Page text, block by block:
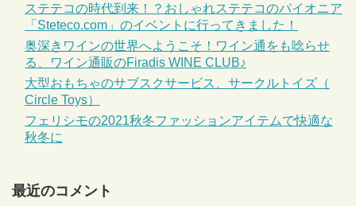
ステテコの時代到来！？おしゃれステテコのパイオニア
「Steteco.com」のイベントに行ってきました！
奥深きワインの世界へようこそ！ワイン通をも唸らせ
る、ワイン通販のFiradis WINE CLUB♪
大型おもちゃのサブスクサービス、サークルトイズ（
Circle Toys）
フェリシモの2021秋冬ファッションアイテムで快適な
秋冬に
最近のコメント